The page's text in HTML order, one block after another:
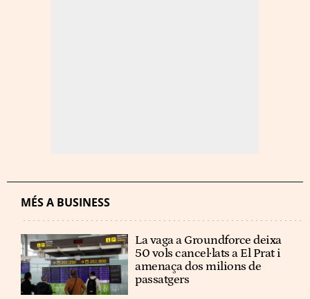
MÉS A BUSINESS
La vaga a Groundforce deixa
50 vols cancel·lats a El Prat i
amenaça dos milions de
passatgers